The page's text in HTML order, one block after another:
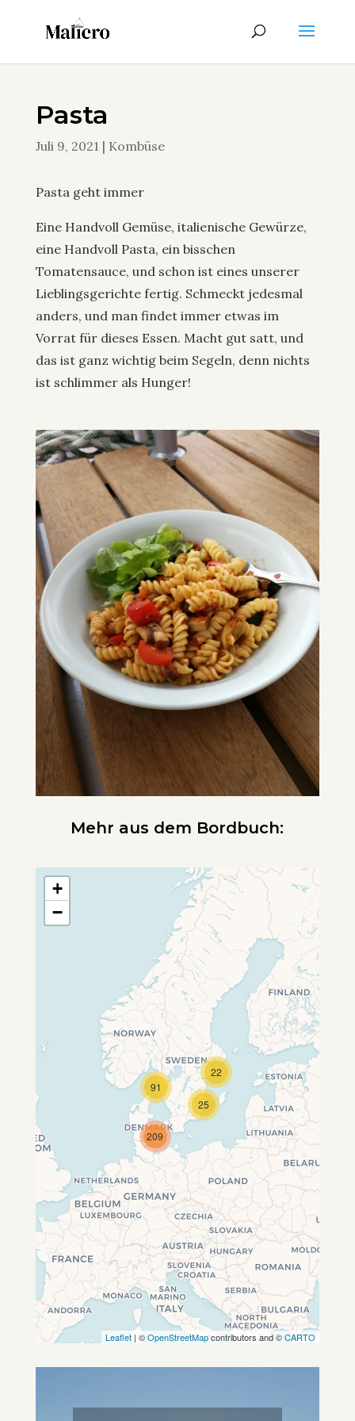
Pasta
Juli 9, 2021 | Kombüse
Pasta geht immer
Eine Handvoll Gemüse, italienische Gewürze,
eine Handvoll Pasta, ein bisschen
Tomatensauce, und schon ist eines unserer
Lieblingsgerichte fertig. Schmeckt jedesmal
anders, und man findet immer etwas im
Vorrat für dieses Essen. Macht gut satt, und
das ist ganz wichtig beim Segeln, denn nichts
ist schlimmer als Hunger!
Mehr aus dem Bordbuch:
Travelers' Map wird geladen …
Wenn du dies siehst, nachdem
deine Seite vollständig geladen
wurde, fehlen leafletJS-Dateien.
22
25
209
91
+
−
Leaflet | ©OpenStreetMapcontributors and ©CARTO